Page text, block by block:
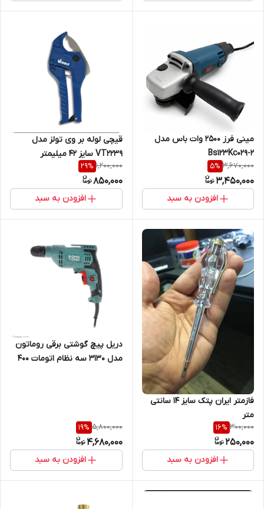
مینی فرز 2500 وات باس مدل
Bs123Kc029-2
3,670,000
5%
3,450,000
افزودن به سبد
قیچی لوله بر وی تولز مدل
VT2239 سایز ۴۲ میلیمتر
1,200,000
29%
850,000
افزودن به سبد
فازمتر ایران پتک سایز 14 سانتی
متر
300,000
16%
250,000
افزودن به سبد
دریل پیچ گوشتی برقی روماتون
مدل 3130 سه نظام اتومات 400
5,800,000
19%
4,680,000
افزودن به سبد